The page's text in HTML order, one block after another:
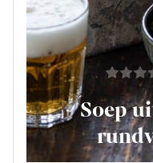
Soep